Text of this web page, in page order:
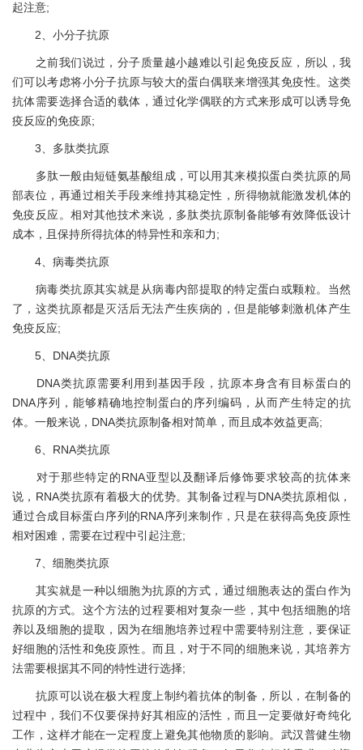
起注意;
2、小分子抗原
之前我们说过，分子质量越小越难以引起免疫反应，所以，我
们可以考虑将小分子抗原与较大的蛋白偶联来增强其免疫性。这类
抗体需要选择合适的载体，通过化学偶联的方式来形成可以诱导免
疫反应的免疫原;
3、多肽类抗原
多肽一般由短链氨基酸组成，可以用其来模拟蛋白类抗原的局
部表位，再通过相关手段来维持其稳定性，所得物就能激发机体的
免疫反应。相对其他技术来说，多肽类抗原制备能够有效降低设计
成本，且保持所得抗体的特异性和亲和力;
4、病毒类抗原
病毒类抗原其实就是从病毒内部提取的特定蛋白或颗粒。当然
了，这类抗原都是灭活后无法产生疾病的，但是能够刺激机体产生
免疫反应;
5、DNA类抗原
DNA类抗原需要利用到基因手段，抗原本身含有目标蛋白的
DNA序列，能够精确地控制蛋白的序列编码，从而产生特定的抗
体。一般来说，DNA类抗原制备相对简单，而且成本效益更高;
6、RNA类抗原
对于那些特定的RNA亚型以及翻译后修饰要求较高的抗体来
说，RNA类抗原有着极大的优势。其制备过程与DNA类抗原相似，
通过合成目标蛋白序列的RNA序列来制作，只是在获得高免疫原性
相对困难，需要在过程中引起注意;
7、细胞类抗原
其实就是一种以细胞为抗原的方式，通过细胞表达的蛋白作为
抗原的方式。这个方法的过程要相对复杂一些，其中包括细胞的培
养以及细胞的提取，因为在细胞培养过程中需要特别注意，要保证
好细胞的活性和免疫原性。而且，对于不同的细胞来说，其培养方
法需要根据其不同的特性进行选择;
抗原可以说在极大程度上制约着抗体的制备，所以，在制备的
过程中，我们不仅要保持好其相应的活性，而且一定要做好奇纯化
工作，这样才能在一定程度上避免其他物质的影响。武汉普健生物